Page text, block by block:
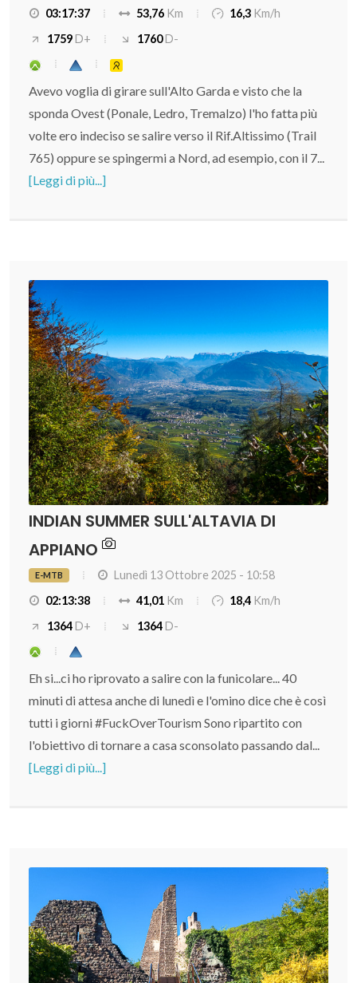
03:17:37
53,76 Km 16,3 Km/h
1759D+ 1760D-
Avevo voglia di girare sull'Alto Garda e visto che la
sponda Ovest (Ponale, Ledro, Tremalzo) l'ho fatta più
volte ero indeciso se salire verso il Rif.Altissimo (Trail
765) oppure se spingermi a Nord, ad esempio, con il 7...
[Leggi di più...]
INDIAN SUMMER SULL'ALTAVIA DI
APPIANO
E-MTB
Lunedì 13 Ottobre 2025 - 10:58
02:13:38
41,01 Km 18,4 Km/h
1364D+ 1364D-
Eh si...ci ho riprovato a salire con la funicolare... 40
minuti di attesa anche di lunedì e l'omino dice che è così
tutti i giorni #FuckOverTourism Sono ripartito con
l'obiettivo di tornare a casa sconsolato passando dal...
[Leggi di più...]